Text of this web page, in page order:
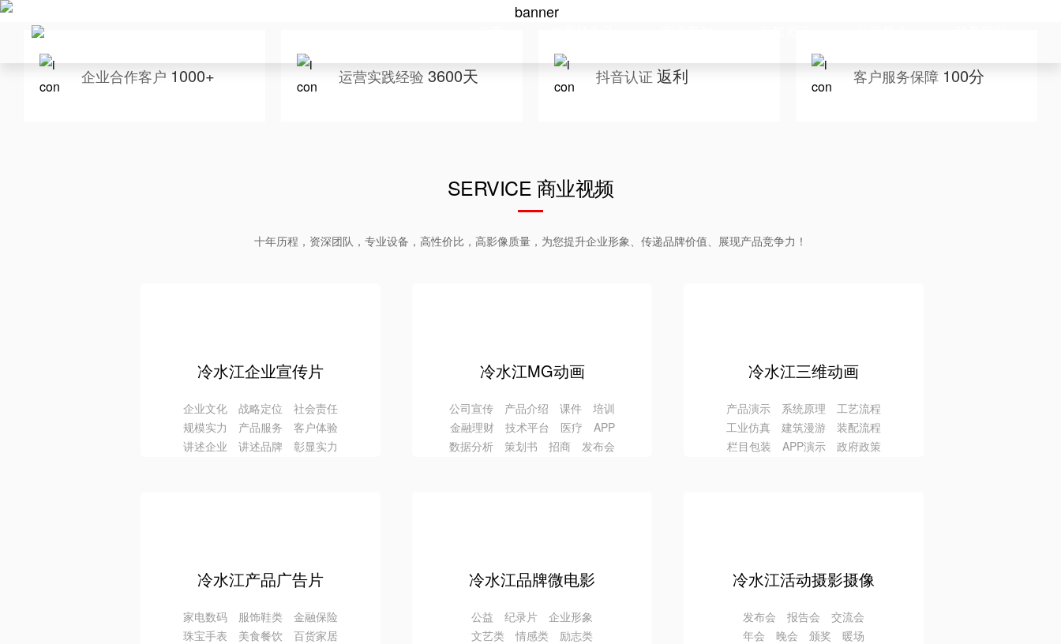
企业合作客户 1000+ 运营实践经验 3600天 抖音认证 返利 客户服务保障 100分
SERVICE 商业视频
十年历程，资深团队，专业设备，高性价比，高影像质量，为您提升企业形象、传递品牌价值、展现产品竞争力！
冷水江企业宣传片
企业文化 战略定位 社会责任
规模实力 产品服务 客户体验
讲述企业 讲述品牌 彰显实力
冷水江MG动画
公司宣传 产品介绍 课件 培训
金融理财 技术平台 医疗 APP
数据分析 策划书 招商 发布会
冷水江三维动画
产品演示 系统原理 工艺流程
工业仿真 建筑漫游 装配流程
栏目包装 APP演示 政府政策
冷水江产品广告片
家电数码 服饰鞋类 金融保险
珠宝手表 美食餐饮 百货家居
冷水江品牌微电影
公益 纪录片 企业形象
文艺类 情感类 励志类
冷水江活动摄影摄像
发布会 报告会 交流会
年会 晚会 颁奖 暖场